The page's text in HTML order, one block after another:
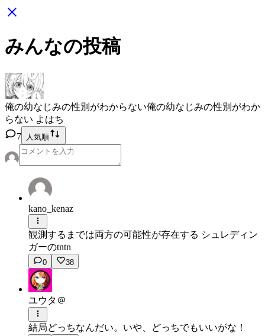
みんなの投稿
俺の幼なじみの性別がわからない俺の幼なじみの性別がわか
らない よはち
7
人気順
kano_kenaz
観測するまでは両方の可能性が存在する シュレディン
ガーのtntn
0 38
ユウタ＠
結局どっちなんだい。いや、どっちでもいいがな！